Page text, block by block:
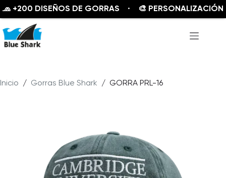
al
contenido
Inicio / Gorras Blue Shark / GORRA PRL-16
DISEÑOS DE GORRAS · 🎨 PERSONALIZACIÓN